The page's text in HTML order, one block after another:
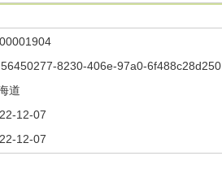
56450277-8230-406e-97a0-6f488c28d250
道
12-07
12-07